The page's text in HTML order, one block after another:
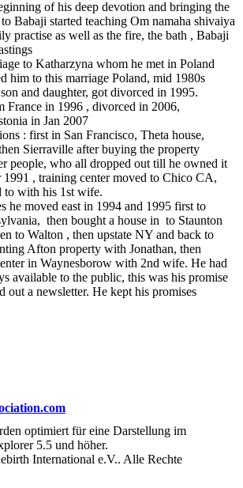
of his deep devotion and bringing the
Babaji started teaching Om namaha shivaiya
practise as well as the fire, the bath , Babaji
to Katharzyna whom he met in Poland
him to this marriage Poland, mid 1980s
and daughter, got divorced in 1995.
France in 1996 , divorced in 2006,
in Jan 2007
: first in San Francisco, Theta house,
Sierraville after buying the property
people, who all dropped out till he owned it
, training center moved to Chico CA,
to with his 1st wife.
he moved east in 1994 and 1995 first to
then bought a house in to Staunton
to Walton , then upstate NY and back to
Afton property with Jonathan, then
in Waynesborow with 2nd wife. He had
available to the public, this was his promise
out a newsletter. He kept his promises
optimiert für eine Darstellung im
5.5 und höher.
International e.V.. Alle Rechte